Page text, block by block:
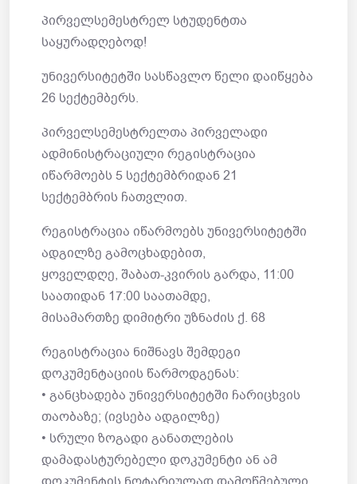
პირველსემესტრელ სტუდენტთა
საყურადღებოდ!
უნივერსიტეტში სასწავლო წელი დაიწყება
26 სექტემბერს.
პირველსემესტრელთა პირველადი
ადმინისტრაციული რეგისტრაცია
იწარმოებს 5 სექტემბრიდან 21
სექტემბრის ჩათვლით.
რეგისტრაცია იწარმოებს უნივერსიტეტში
ადგილზე გამოცხადებით,
ყოველდღე, შაბათ-კვირის გარდა, 11:00
საათიდან 17:00 საათამდე,
მისამართზე დიმიტრი უზნაძის ქ. 68
რეგისტრაცია ნიშნავს შემდეგი
დოკუმენტაციის წარმოდგენას:
• განცხადება უნივერსიტეტში ჩარიცხვის
თაობაზე; (ივსება ადგილზე)
• სრული ზოგადი განათლების
დამადასტურებელი დოკუმენტი ან ამ